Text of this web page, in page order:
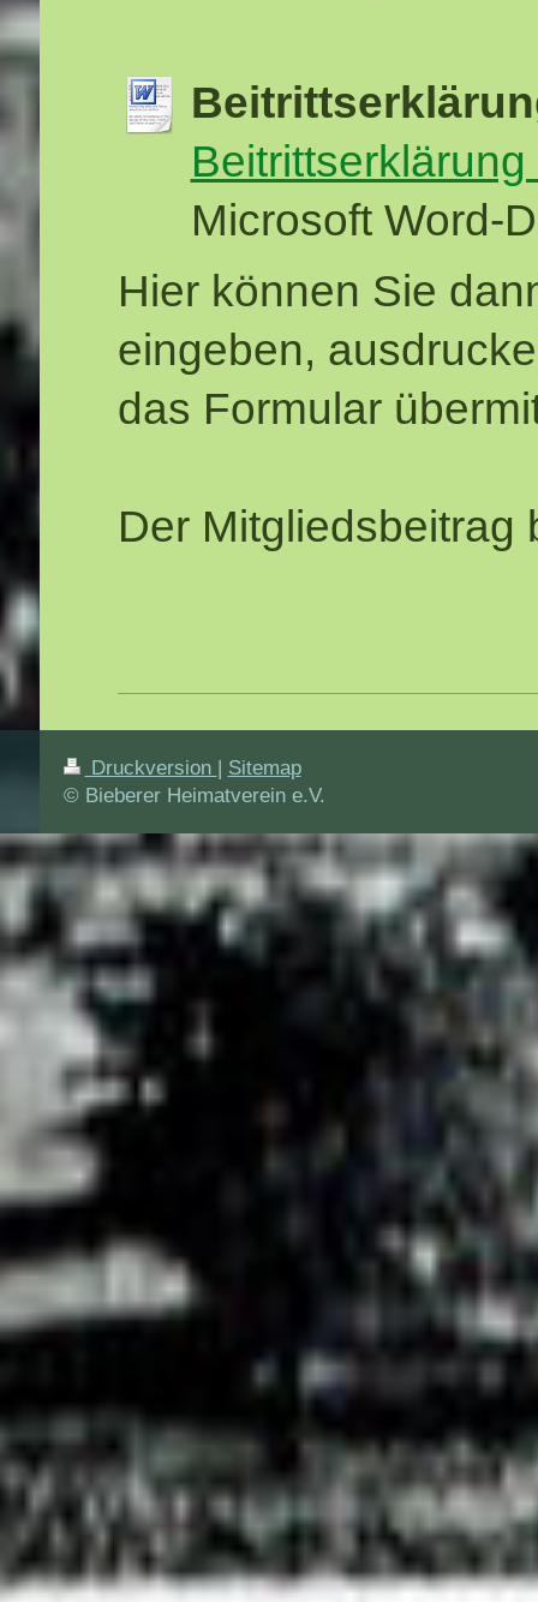
Microsoft Word-
Hier können Sie
eingeben,
das Formular
Der Mitgliedsbeitrag
Druckversion | Sitemap
© Bieberer Heimatverein e.V.